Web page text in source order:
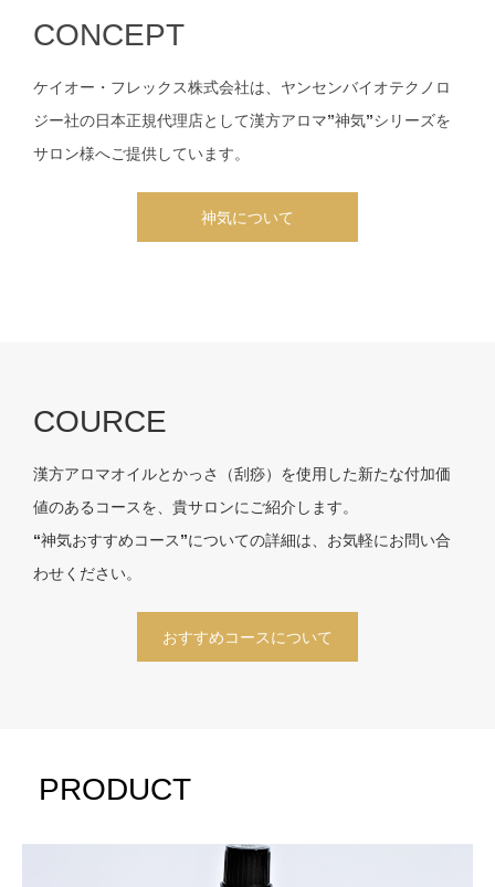
CONCEPT
ケイオー・フレックス株式会社は、ヤンセンバイオテクノロ
ジー社の日本正規代理店として漢方アロマ”神気”シリーズを
サロン様へご提供しています。
神気について
COURCE
漢方アロマオイルとかっさ（刮痧）を使用した新たな付加価
値のあるコースを、貴サロンにご紹介します。
“神気おすすめコース”についての詳細は、お気軽にお問い合
わせください。
おすすめコースについて
PRODUCT